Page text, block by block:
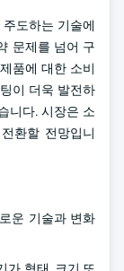
도하는 기술에
문제를 넘어 구
품에 대한 소비
이 더욱 발전하
니다. 시장은 소
환할 전망입니
운 기술과 변화